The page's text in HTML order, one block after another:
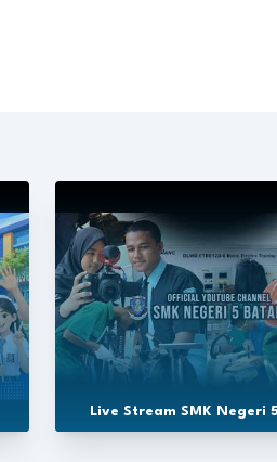
Live Stream SMK Negeri